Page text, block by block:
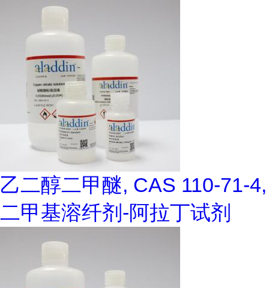
乙二醇二甲醚, CAS 110-71-4,
二甲基溶纤剂-阿拉丁试剂